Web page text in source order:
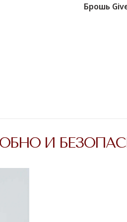
Брошь
И БЕЗОПАСНО